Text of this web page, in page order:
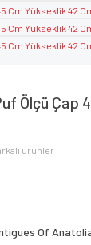
Ölçü Çap
ürünler
Of